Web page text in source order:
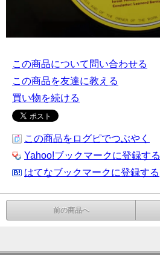
この商品について問い合わせる
この商品を友達に教える
買い物を続ける
この商品をログピでつぶやく
Yahoo!ブックマークに登録する
はてなブックマークに登録する
前の商品へ